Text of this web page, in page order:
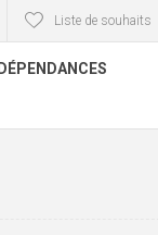
Liste de souhaits
DÉPENDANCES